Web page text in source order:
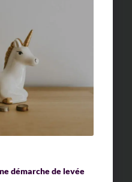
démarche de levée